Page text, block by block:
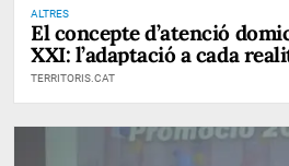
ALTRES
El concepte d’atenció
XXI: l’adaptació a cada
TERRITORIS.CAT